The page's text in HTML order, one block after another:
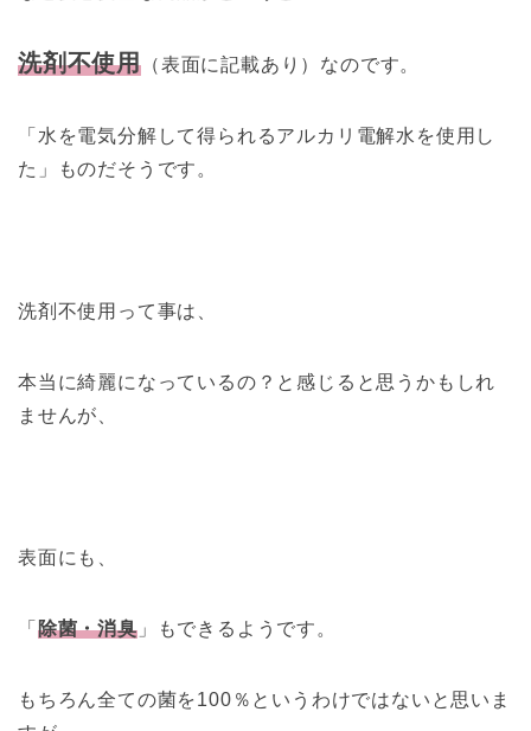
洗剤不使用 （表面に記載あり）なのです。
「水を電気分解して得られるアルカリ電解水を使用し
た」ものだそうです。
洗剤不使用って事は、
本当に綺麗になっているの？と感じると思うかもしれ
ませんが、
表面にも、
「 除菌・消臭」もできるようです。
もちろん全ての菌を100％というわけではないと思いま